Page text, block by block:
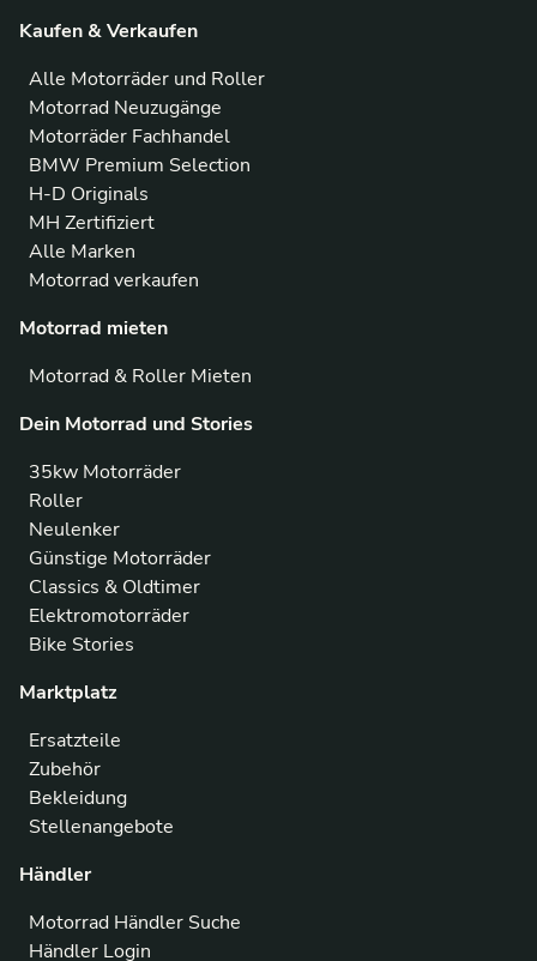
Kaufen & Verkaufen
Alle Motorräder und Roller
Motorrad Neuzugänge
Motorräder Fachhandel
BMW Premium Selection
H-D Originals
MH Zertifiziert
Alle Marken
Motorrad verkaufen
Motorrad mieten
Motorrad & Roller Mieten
Dein Motorrad und Stories
35kw Motorräder
Roller
Neulenker
Günstige Motorräder
Classics & Oldtimer
Elektromotorräder
Bike Stories
Marktplatz
Ersatzteile
Zubehör
Bekleidung
Stellenangebote
Händler
Motorrad Händler Suche
Händler Login